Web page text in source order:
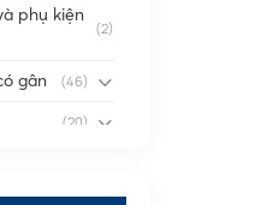
phụ kiện
(2)
gân (46)
(20)